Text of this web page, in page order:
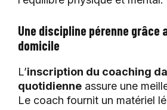
Une discipline pérenne grâce
domicile
L’inscription du coaching
quotidienne assure une
Le coach fournit un matériel